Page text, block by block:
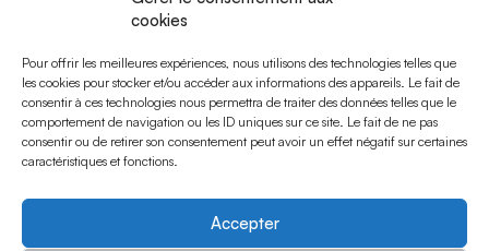
cookies
Pour offrir les meilleures expériences, nous utilisons des technologies telles que
les cookies pour stocker et/ou accéder aux informations des appareils. Le fait de
consentir à ces technologies nous permettra de traiter des données telles que le
comportement de navigation ou les ID uniques sur ce site. Le fait de ne pas
consentir ou de retirer son consentement peut avoir un effet négatif sur certaines
caractéristiques et fonctions.
Accepter